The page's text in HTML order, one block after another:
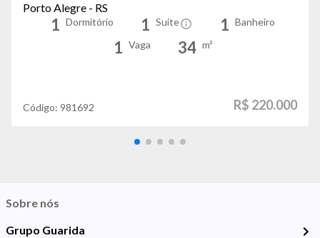
Porto Alegre - RS
1 Dormitório 1 Suíte 1 Banheiro
1 Vaga 34 m²
Código: 981692 R$ 220.000
Sobre nós
Grupo Guarida